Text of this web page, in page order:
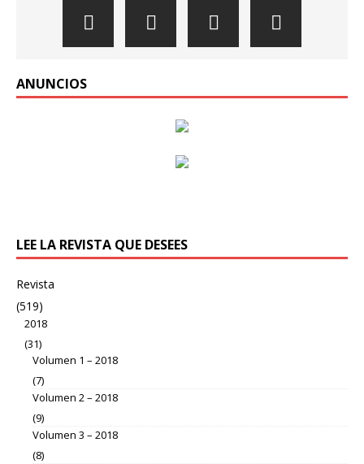
ANUNCIOS
LEE LA REVISTA QUE DESEES
Revista
(519)
2018
(31)
Volumen 1 – 2018
(7)
Volumen 2 – 2018
(9)
Volumen 3 – 2018
(8)